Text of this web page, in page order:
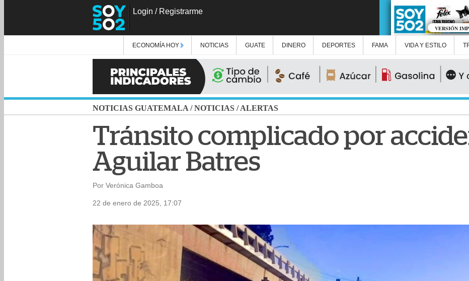
Login / Registrarme
VERSIÓN
ECONOMÍA HOY NOTICIAS GUATE DINERO DEPORTES FAMA VIDA Y ESTILO
NOTICIAS GUATEMALA /NOTICIAS /ALERTAS
Tránsito complicado por
Aguilar Batres
Por Verónica Gamboa
22 de enero de 2025, 17:07